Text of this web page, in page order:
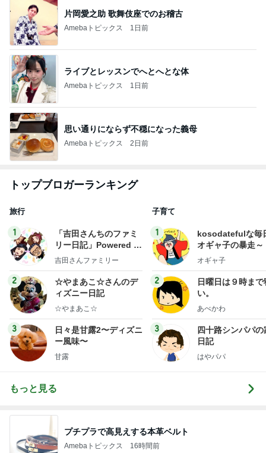
片岡愛之助 歌舞伎座でのお稽古
Amebaトピックス 1日前
ライブとレッスンでへとへとな体
Amebaトピックス 1日前
思い通りにならず不穏になった義母
Amebaトピックス 2日前
トップブロガーランキング
旅行
1
「吉田さんちのファミ
リー日記」Powered b
y Ameba 吉田さんファ
ログ
吉田さんファミリー
2
☆やまあこ☆さんのデ
ィズニー日記
☆やまあこ☆
3
日々是甘露2〜ディズニ
ー風味〜
甘露
子育て
1
kosodatefulな毎
オギャ子の暴走～
オギャ子
2
日曜日は９時まで
い。
あべかわ
3
四十路シンパパの
日記
はやパパ
もっと見る
プチプラで高見えする本革ベルト
Amebaトピックス 16時間前